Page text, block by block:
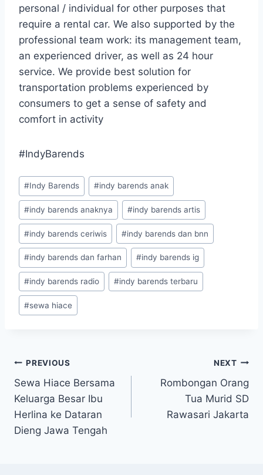
personal / individual for other purposes that
require a rental car. We also supported by the
professional team work: its management team,
an experienced driver, as well as 24 hour
service. We provide best solution for
transportation problems experienced by
consumers to get a sense of safety and
comfort in activity
#IndyBarends
Post
Tags:
#Indy Barends #indy barends anak
#indy barends anaknya #indy barends artis
#indy barends ceriwis #indy barends dan bnn
#indy barends dan farhan #indy barends ig
#indy barends radio #indy barends terbaru
#sewa hiace
PostPREVIOUS
Sewa Hiace Bersama
Keluarga Besar Ibu
Herlina ke Dataran
Dieng Jawa Tengah
NEXT
Rombongan Orang
Tua Murid SD
Rawasari Jakarta